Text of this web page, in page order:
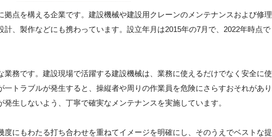
拠点を構える企業です。建設機械や建設用クレーンのメンテナンスおよび修理
計、製作などにも携わっています。設立年月は2015年の7月で、2022年時点で
務です。建設現場で活躍する建設機械は、業務に使えるだけでなく安全に使
一トラブルが発生すると、操縦者や周りの作業員を危険にさらすおそれがあり
生しないよう、丁寧で確実なメンテナンスを実施しています。
にもわたる打ち合わせを重ねてイメージを明確にし、そのうえでベストな提